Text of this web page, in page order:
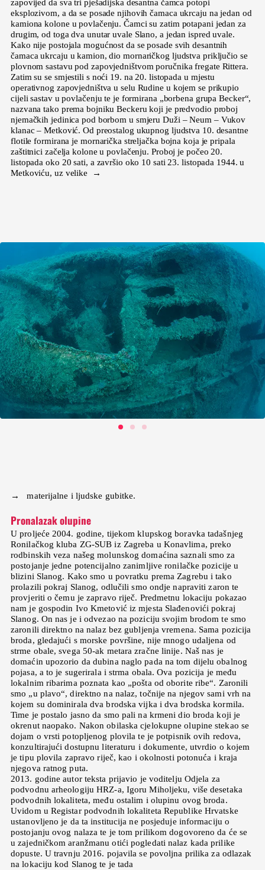
zapovijed da sva tri pješadijska desantna čamca potopi
eksplozivom, a da se posade njihovih čamaca ukrcaju na jedan od
kamiona kolone u povlačenju. Čamci su zatim potapani jedan za
drugim, od toga dva unutar uvale Slano, a jedan ispred uvale.
Kako nije postojala mogućnost da se posade svih desantnih
čamaca ukrcaju u kamion, dio mornaričkog ljudstva priključio se
plovnom sastavu pod zapovjedništvom poručnika fregate Rittera.
Zatim su se smjestili s noći 19. na 20. listopada u mjestu
operativnog zapovjedništva u selu Rudine u kojem se prikupio
cijeli sastav u povlačenju te je formirana „borbena grupa Becker“,
nazvana tako prema bojniku Beckeru koji je predvodio proboj
njemačkih jedinica pod borbom u smjeru Duži – Neum – Vukov
klanac – Metković. Od preostalog ukupnog ljudstva 10. desantne
flotile formirana je mornarička streljačka bojna koja je pripala
zaštitnici začelja kolone u povlačenju. Proboj je počeo 20.
listopada oko 20 sati, a završio oko 10 sati 23. listopada 1944. u
Metkoviću, uz velike →
→ materijalne i ljudske gubitke.
Pronalazak olupine
U proljeće 2004. godine, tijekom klupskog boravka tadašnjeg
Ronilačkog kluba ZG-SUB iz Zagreba u Konavlima, preko
rodbinskih veza našeg molunskog domaćina saznali smo za
postojanje jedne potencijalno zanimljive ronilačke pozicije u
blizini Slanog. Kako smo u povratku prema Zagrebu i tako
prolazili pokraj Slanog, odlučili smo ondje napraviti zaron te
provjeriti o čemu je zapravo riječ. Predmetnu lokaciju pokazao
nam je gospodin Ivo Kmetović iz mjesta Slađenovići pokraj
Slanog. On nas je i odvezao na poziciju svojim brodom te smo
zaronili direktno na nalaz bez gubljenja vremena. Sama pozicija
broda, gledajući s morske površine, nije mnogo udaljena od
strme obale, svega 50-ak metara zračne linije. Naš nas je
domaćin upozorio da dubina naglo pada na tom dijelu obalnog
pojasa, a to je sugerirala i strma obala. Ova pozicija je među
lokalnim ribarima poznata kao „pošta od oborite ribe“. Zaronili
smo „u plavo“, direktno na nalaz, točnije na njegov sami vrh na
kojem su dominirala dva brodska vijka i dva brodska kormila.
Time je postalo jasno da smo pali na krmeni dio broda koji je
okrenut naopako. Nakon obilaska cjelokupne olupine stekao se
dojam o vrsti potopljenog plovila te je potpisnik ovih redova,
konzultirajući dostupnu literaturu i dokumente, utvrdio o kojem
je tipu plovila zapravo riječ, kao i okolnosti potonuća i kraja
njegova ratnog puta.
2013. godine autor teksta prijavio je voditelju Odjela za
podvodnu arheologiju HRZ-a, Igoru Miholjeku, više desetaka
podvodnih lokaliteta, među ostalim i olupinu ovog broda.
Uvidom u Registar podvodnih lokaliteta Republike Hrvatske
ustanovljeno je da ta institucija ne posjeduje informaciju o
postojanju ovog nalaza te je tom prilikom dogovoreno da će se
u zajedničkom aranžmanu otići pogledati nalaz kada prilike
dopuste. U travnju 2016. pojavila se povoljna prilika za odlazak
na lokaciju kod Slanog te je tada